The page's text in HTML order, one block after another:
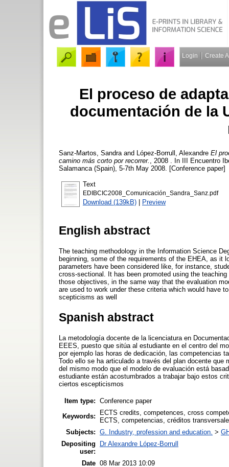
Login Create
El proceso de
documentación de la
Sanz-Martos, Sandra and López-Borrull, Alexandre El
camino más corto por recorrer.
, 2008 . In III Encuentro
Salamanca (Spain), 5-7th May 2008. [Conference paper]
Text
EDIBCIC2008_Comunicación_Sandra_Sanz.pdf
Download (139kB) | Preview
English abstract
The teaching methodology in the Information Science
beginning, some of the requirements of the EHEA, as it
parameters have been considered like, for instance,
cross-sectional. It has been promoted using the
those objectives, in the same way that the evaluation
are used to work under these criteria which would have
scepticisms as well
Spanish abstract
La metodología docente de la licenciatura en
EEES, puesto que sitúa al estudiante en el centro del
por ejemplo las horas de dedicación, las competencias
Todo ello se ha articulado a través del plan docente
del mismo modo que el modelo de evaluación está
estudiante están acostumbrados a trabajar bajo estos
ciertos escepticismos
Item type: Conference paper
Keywords:
ECTS credits, competences, cross
ECTS, competencias, créditos
Subjects: G. Industry, profession and education. >
Depositing
user:
Dr Alexandre López-Borrull
Date 08 Mar 2013 10:09